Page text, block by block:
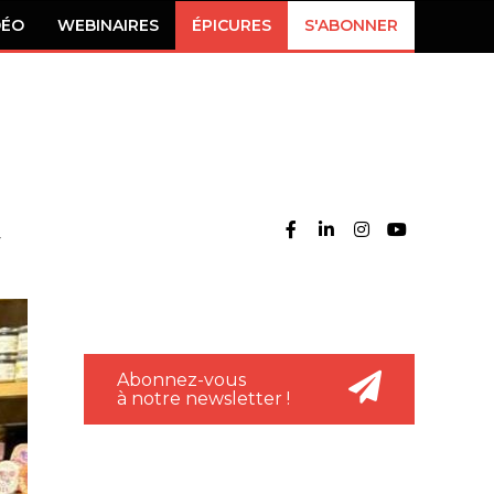
WEBINAIRES ÉPICURES S'ABONNER
Abonnez-vous
à notre newsletter !